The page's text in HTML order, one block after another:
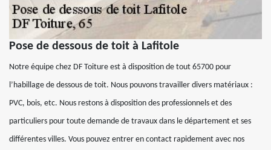
Pose de dessous de toit à Lafitole
Notre équipe chez DF Toiture est à disposition de tout 65700 pour
l’habillage de dessous de toit. Nous pouvons travailler divers matériaux :
PVC, bois, etc. Nous restons à disposition des professionnels et des
particuliers pour toute demande de travaux dans le département et ses
différentes villes. Vous pouvez entrer en contact rapidement avec nos